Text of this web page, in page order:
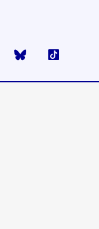
youtube Bluesky